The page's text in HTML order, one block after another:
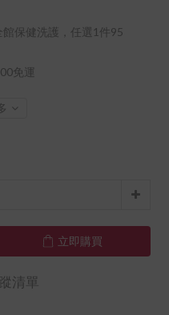
館保健洗護，任選1件95
免運
立即購買
清單